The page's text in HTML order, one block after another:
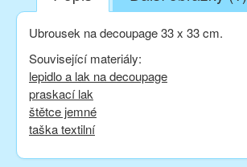
Ubrousek na decoupage 33 x 33 cm.
Související materiály:
lepidlo a lak na decoupage
praskací lak
štětce jemné
taška textilní